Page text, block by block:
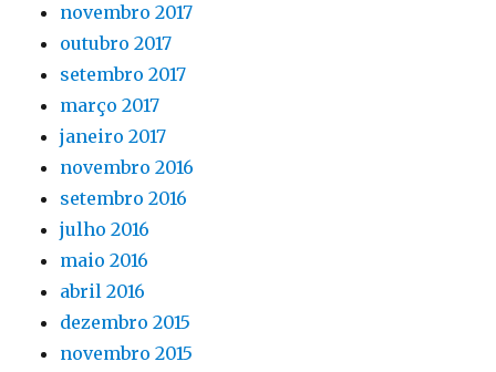
novembro 2017
outubro 2017
setembro 2017
março 2017
janeiro 2017
novembro 2016
setembro 2016
julho 2016
maio 2016
abril 2016
dezembro 2015
novembro 2015